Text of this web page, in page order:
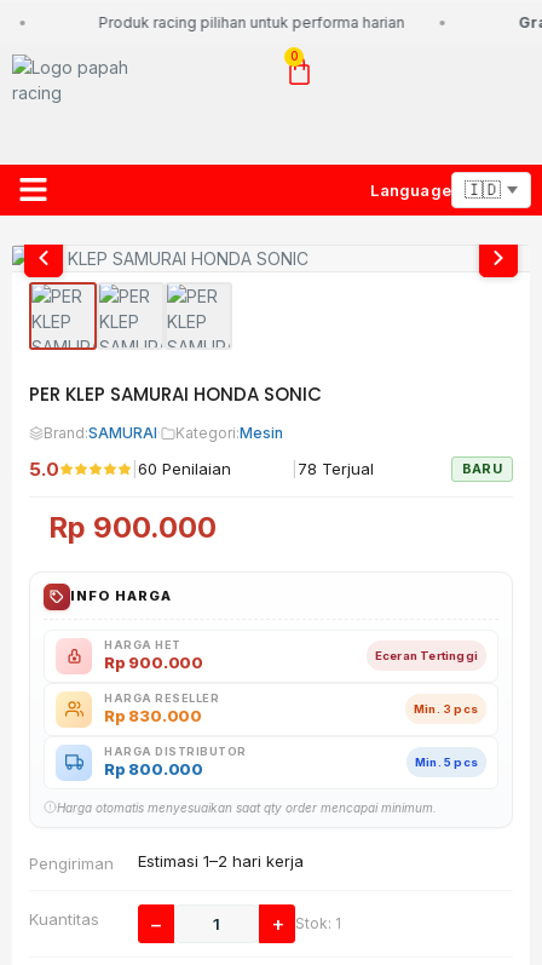
Produk racing pilihan untuk performa harian
0
Language
PER KLEP SAMURAI HONDA SONIC
Brand:SAMURAI· Kategori:Mesin
5.0 60 Penilaian 78 Terjual BARU
Rp 900.000
INFO HARGA
HARGA HET
Rp 900.000 Eceran Tertinggi
HARGA RESELLER
Rp 830.000 Min. 3 pcs
HARGA DISTRIBUTOR
Rp 800.000 Min. 5 pcs
Harga otomatis menyesuaikan saat qty order mencapai minimum.
Pengiriman Estimasi 1–2 hari kerja
Kuantitas − + Stok: 1